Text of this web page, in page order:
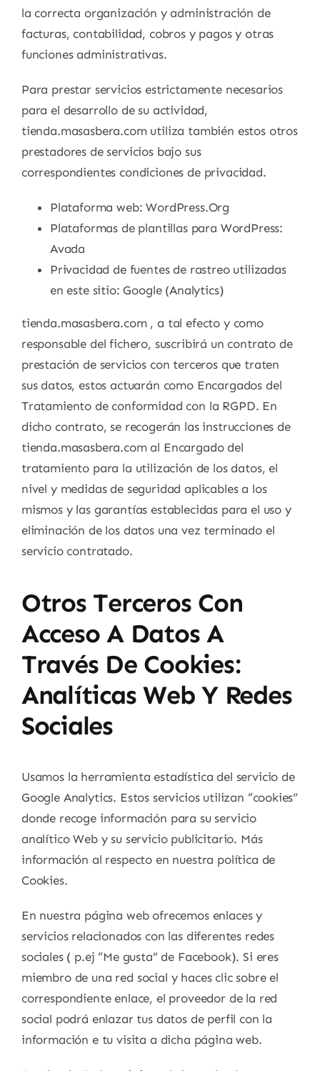
la correcta organización y administración de
facturas, contabilidad, cobros y pagos y otras
funciones administrativas.
Para prestar servicios estrictamente necesarios
para el desarrollo de su actividad,
tienda.masasbera.com utiliza también estos otros
prestadores de servicios bajo sus
correspondientes condiciones de privacidad.
Plataforma web: WordPress.Org
Plataformas de plantillas para WordPress:
Avada
Privacidad de fuentes de rastreo utilizadas
en este sitio: Google (Analytics)
tienda.masasbera.com , a tal efecto y como
responsable del fichero, suscribirá un contrato de
prestación de servicios con terceros que traten
sus datos, estos actuarán como Encargados del
Tratamiento de conformidad con la RGPD. En
dicho contrato, se recogerán las instrucciones de
tienda.masasbera.com al Encargado del
tratamiento para la utilización de los datos, el
nivel y medidas de seguridad aplicables a los
mismos y las garantías establecidas para el uso y
eliminación de los datos una vez terminado el
servicio contratado.
Otros Terceros Con
Acceso A Datos A
Través De Cookies:
Analíticas Web Y Redes
Sociales
Usamos la herramienta estadística del servicio de
Google Analytics. Estos servicios utilizan “cookies”
donde recoge información para su servicio
analítico Web y su servicio publicitario. Más
información al respecto en nuestra política de
Cookies.
En nuestra página web ofrecemos enlaces y
servicios relacionados con las diferentes redes
sociales ( p.ej “Me gusta” de Facebook). Si eres
miembro de una red social y haces clic sobre el
correspondiente enlace, el proveedor de la red
social podrá enlazar tus datos de perfil con la
información e tu visita a dicha página web.